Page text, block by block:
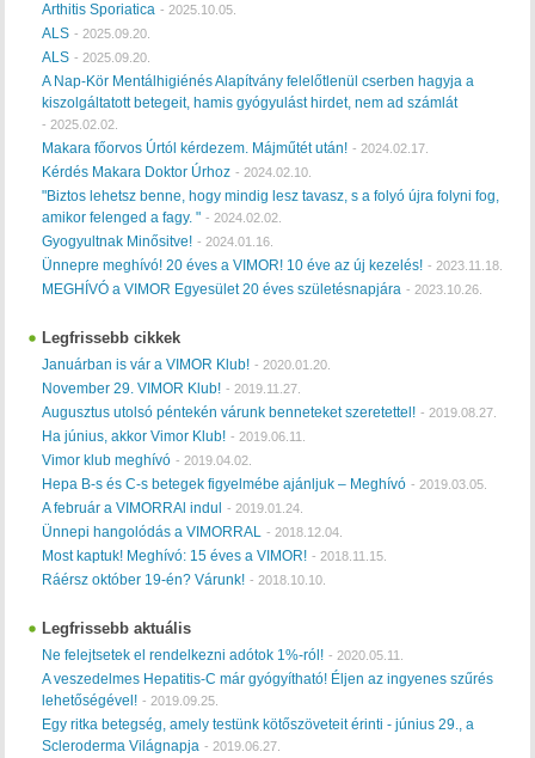
Arthitis Sporiatica - 2025.10.05.
ALS - 2025.09.20.
ALS - 2025.09.20.
A Nap-Kör Mentálhigiénés Alapítvány felelőtlenül cserben hagyja a
kiszolgáltatott betegeit, hamis gyógyulást hirdet, nem ad számlát
- 2025.02.02.
Makara főorvos Úrtól kérdezem. Májműtét után! - 2024.02.17.
Kérdés Makara Doktor Úrhoz - 2024.02.10.
"Biztos lehetsz benne, hogy mindig lesz tavasz, s a folyó újra folyni fog,
amikor felenged a fagy. " - 2024.02.02.
Gyogyultnak Minősitve! - 2024.01.16.
Ünnepre meghívó! 20 éves a VIMOR! 10 éve az új kezelés! - 2023.11.18.
MEGHÍVÓ a VIMOR Egyesület 20 éves születésnapjára - 2023.10.26.
Legfrissebb cikkek
Januárban is vár a VIMOR Klub! - 2020.01.20.
November 29. VIMOR Klub! - 2019.11.27.
Augusztus utolsó péntekén várunk benneteket szeretettel! - 2019.08.27.
Ha június, akkor Vimor Klub! - 2019.06.11.
Vimor klub meghívó - 2019.04.02.
Hepa B-s és C-s betegek figyelmébe ajánljuk – Meghívó - 2019.03.05.
A február a VIMORRAl indul - 2019.01.24.
Ünnepi hangolódás a VIMORRAL - 2018.12.04.
Most kaptuk! Meghívó: 15 éves a VIMOR! - 2018.11.15.
Ráérsz október 19-én? Várunk! - 2018.10.10.
Legfrissebb aktuális
Ne felejtsetek el rendelkezni adótok 1%-ról! - 2020.05.11.
A veszedelmes Hepatitis-C már gyógyítható! Éljen az ingyenes szűrés
lehetőségével! - 2019.09.25.
Egy ritka betegség, amely testünk kötőszöveteit érinti - június 29., a
Scleroderma Világnapja - 2019.06.27.